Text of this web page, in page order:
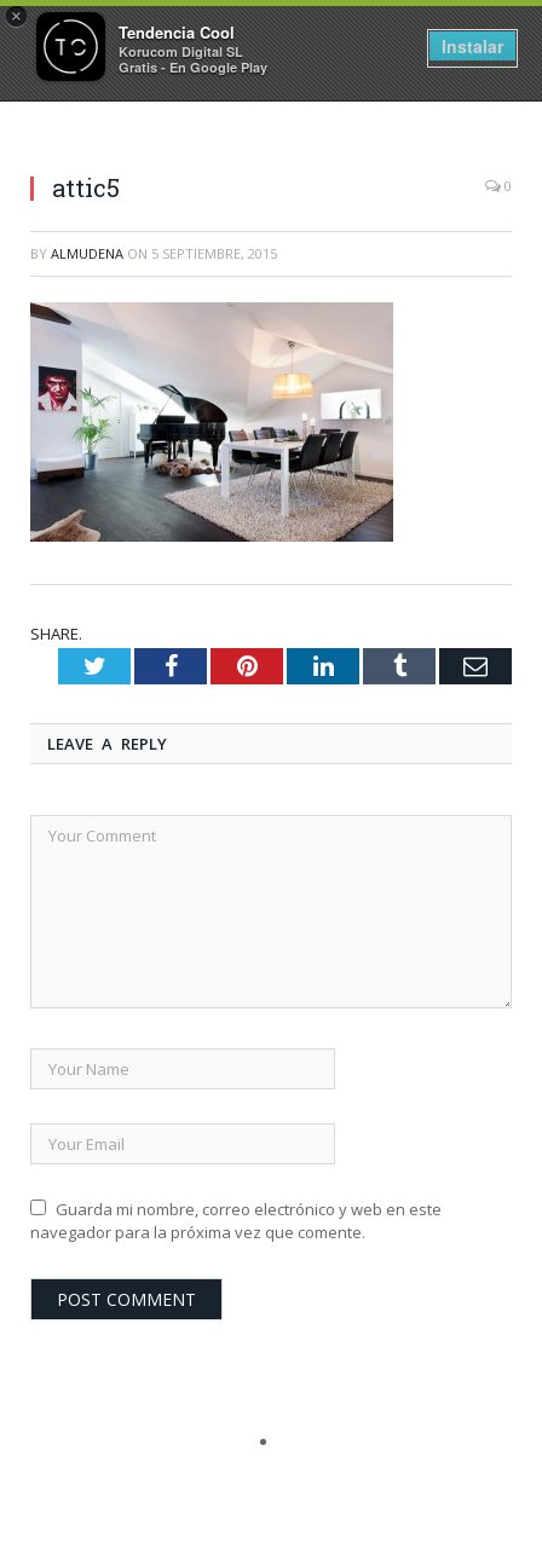
×
Tendencia Cool
Korucom Digital SL
Gratis - En Google Play
Instalar
attic5 0
BY ALMUDENA ON 5 SEPTIEMBRE, 2015
SHARE.
TwitterFacebookPinterestLinkedInTumblr
LEAVE A REPLY
Guarda mi nombre, correo electrónico y web en este
navegador para la próxima vez que comente.